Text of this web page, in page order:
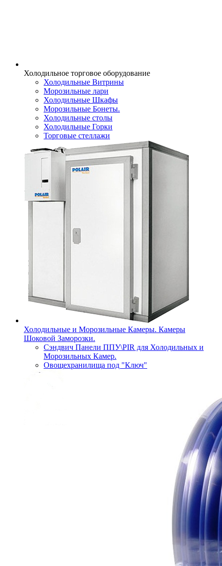
Холодильное торговое оборудование
Холодильные Витрины
Морозильные лари
Холодильные Шкафы
Морозильные Бонеты.
Холодильные столы
Холодильные Горки
Торговые стеллажи
Холодильные и Морозильные Камеры. Камеры
Шоковой Заморозки.
Сэндвич Панели ППУ\PIR для Холодильных и
Морозильных Камер.
Овощехранилища под "Ключ"